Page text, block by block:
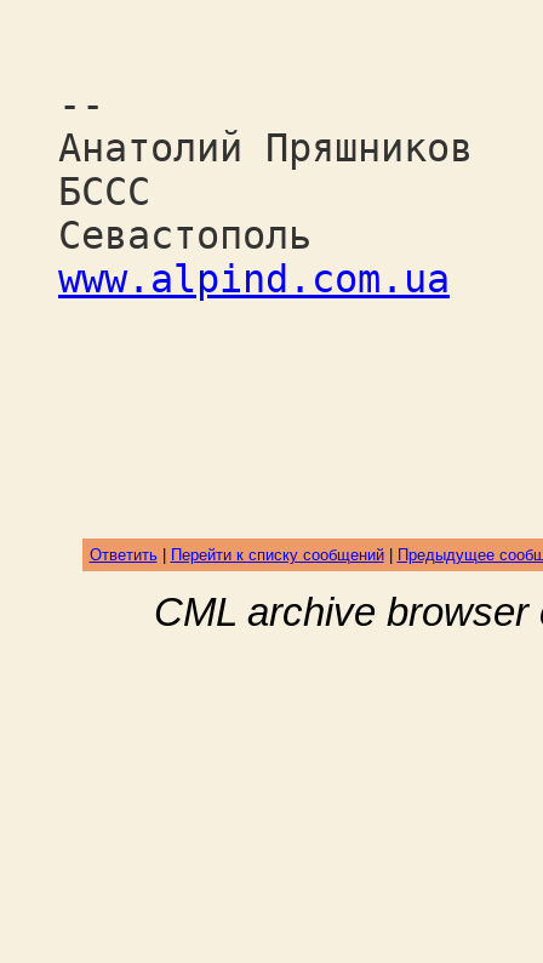
--
Анатолий Пряшников
БССС
Севастополь
www.alpind.com.ua
Ответить| Перейти к списку сообщений| Предыдущее
CML archive